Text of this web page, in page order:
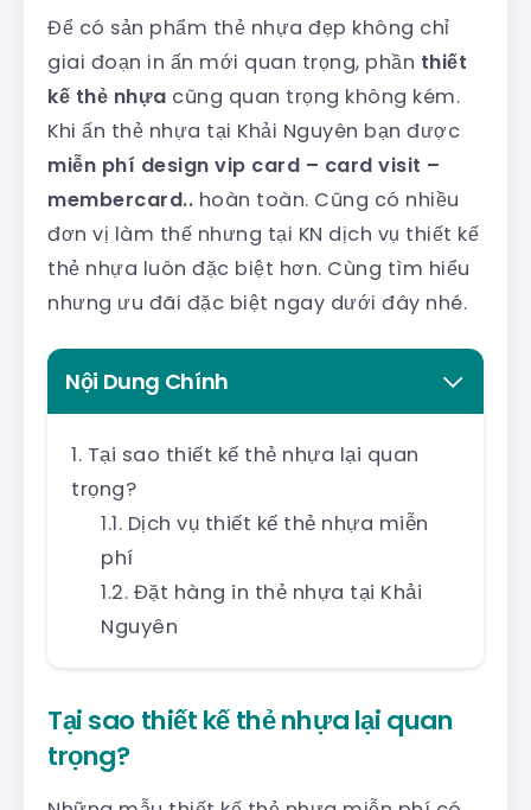
Để có sản phẩm thẻ nhựa đẹp không chỉ
giai đoạn in ấn mới quan trọng, phần thiết
kế thẻ nhựa cũng quan trọng không kém.
Khi ấn thẻ nhựa tại Khải Nguyên bạn được
miễn phí design vip card – card visit –
membercard.. hoàn toàn. Cũng có nhiều
đơn vị làm thế nhưng tại KN dịch vụ thiết kế
thẻ nhựa luôn đặc biệt hơn. Cùng tìm hiểu
nhưng ưu đãi đặc biệt ngay dưới đây nhé.
Nội Dung Chính
Tại sao thiết kế thẻ nhựa lại quan
trọng?
Dịch vụ thiết kế thẻ nhựa miễn
phí
Đặt hàng in thẻ nhựa tại Khải
Nguyên
Tại sao thiết kế thẻ nhựa lại quan
trọng?